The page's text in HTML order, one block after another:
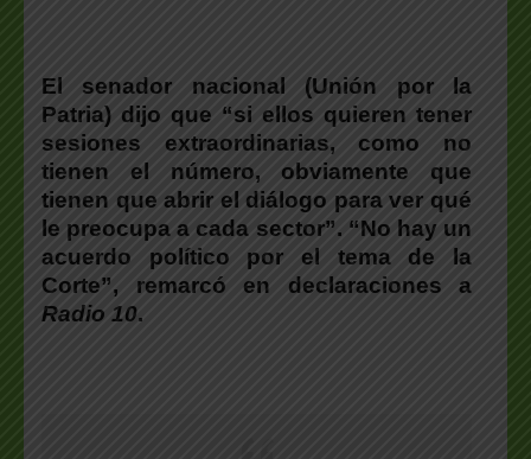
El senador nacional (Unión por la
Patria) dijo que “si ellos quieren tener
sesiones extraordinarias, como no
tienen el número, obviamente que
tienen que abrir el diálogo para ver qué
le preocupa a cada sector”. “No hay un
acuerdo político por el tema de la
Corte”, remarcó en declaraciones a
Radio 10.